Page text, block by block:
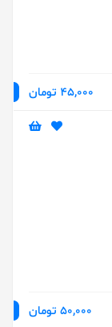
45,000 تومان
50,000 تومان